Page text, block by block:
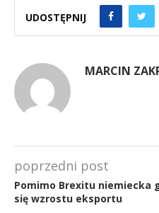
UDOSTĘPNIJ
MARCIN
poprzedni post
Pomimo Brexitu niemiecka
się wzrostu eksportu